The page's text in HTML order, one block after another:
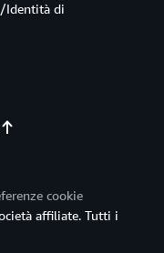
Identità di
cookie
affiliate. Tutti i